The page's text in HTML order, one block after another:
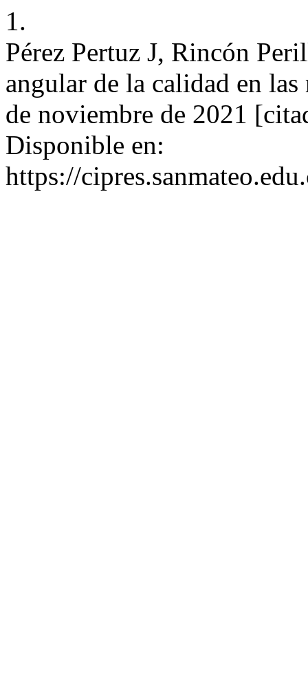
1.
Pérez Pertuz J, Rincón
angular de la calidad en
de noviembre de 2021
Disponible en:
https://